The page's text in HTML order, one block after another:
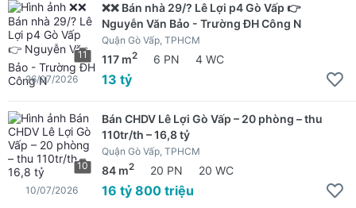
11
❌❌ Bán nhà 29/? Lê Lợi p4 Gò Vấp 👉
Nguyễn Văn Bảo - Trường ĐH Công N
Quận Gò Vấp, TPHCM
117 m2 6 PN 4 WC
13 tỷ
26/07/2026
10
Bán CHDV Lê Lợi Gò Vấp – 20 phòng – thu
110tr/th – 16,8 tỷ
Quận Gò Vấp, TPHCM
84 m2 20 PN 20 WC
16 tỷ 800 triệu
10/07/2026